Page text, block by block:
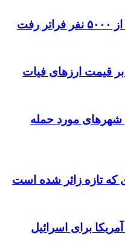
نکردن تیم ملی شد/
کند
بخریم؟ راهنمای
پهپاد اوکراینی با آتش پدافند
در قلب پایتخت